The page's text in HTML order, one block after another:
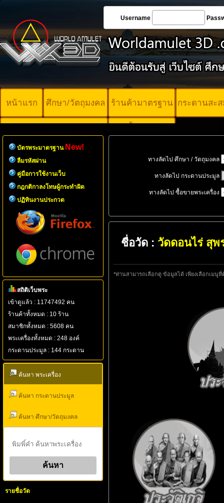
Username
หน้าแรก ศึกษา/วัตถุมงคล ร้านค้ามาตรฐาน กระดานสะ
บัตรพระ
มาตรฐาน
บัตรพระมาตรฐาน New!
ลืมรหัสผ่าน
คู่มือการใช้งานเว็บ
กฎกติกาลงโทษผู้กระทำผิด
ปฏิทินงานประกวด
สถิติเว็บพระ
เข้าดูแล้ว : 11747492 คน
ร้านค้าทั้งหมด : 10 ร้าน
สมาชิกทั้งหมด : 5608 คน
พระเครื่องทั้งหมด : 248 องค์
กระดานประมูล : 144 กระดาน
ค้นหา พระเครื่อง
ค้นหา กระดานประมูล
ค้นหา ศึกษา/วัตถุมงคล
รายชื่อวัด
ทางลัดไป ศึกษา / วัตถุมงคล
ทางลัดไป กระดานประมูล
ทางลัดไป ซื้อขายพระเครื่อง
ชื่อวัด : วัดดอนไร่ สุ
*ท่านสามารถเลือกดู ข้อมูลได้ เพียงเลือกเมนูที่